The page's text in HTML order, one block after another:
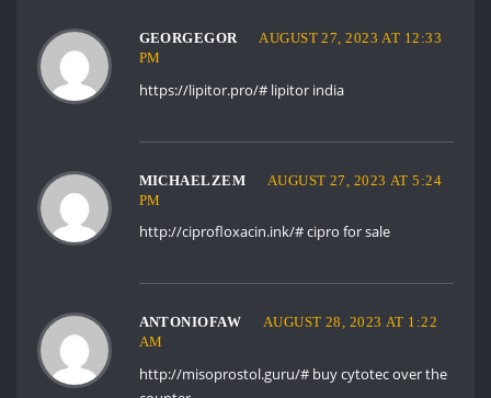
GEORGEGOR
AUGUST 27, 2023 AT 12:33
PM
https://lipitor.pro/#lipitor india
MICHAELZEM
AUGUST 27, 2023 AT 5:24
PM
http://ciprofloxacin.ink/#cipro for sale
ANTONIOFAW
AUGUST 28, 2023 AT 1:22
AM
http://misoprostol.guru/#buy cytotec over the